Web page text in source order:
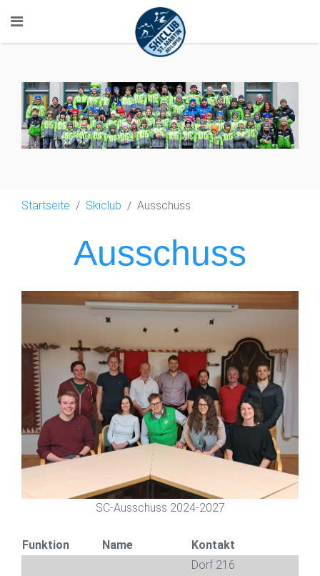
Startseite Skiclub Ausschuss
Ausschuss
SC-Ausschuss 2024-2027
Funktion Name Kontakt
Dorf 216